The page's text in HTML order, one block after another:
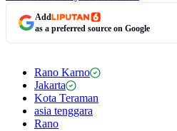
Add
as a preferred source on Google
Rano Karno
Jakarta
Kota Teraman
asia tenggara
Rano